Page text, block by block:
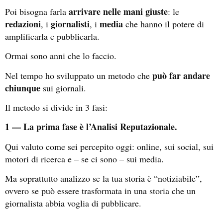
Poi bisogna farla arrivare nelle mani giuste: le
redazioni, i giornalisti, i media che hanno il potere di
amplificarla e pubblicarla.
Ormai sono anni che lo faccio.
Nel tempo ho sviluppato un metodo che può far andare
chiunque sui giornali.
Il metodo si divide in 3 fasi:
1 — La prima fase è l’Analisi Reputazionale.
Qui valuto come sei percepito oggi: online, sui social, sui
motori di ricerca e – se ci sono – sui media.
Ma soprattutto analizzo se la tua storia è “notiziabile”,
ovvero se può essere trasformata in una storia che un
giornalista abbia voglia di pubblicare.